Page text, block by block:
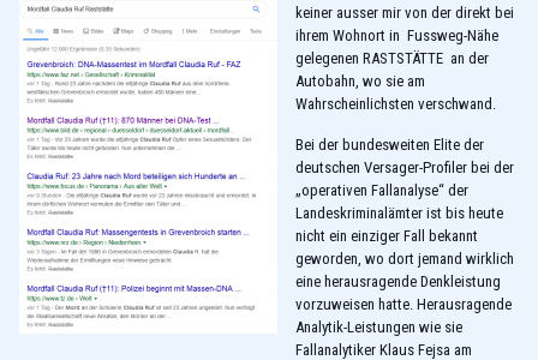
keiner ausser mir von der direkt bei
ihrem Wohnort in Fussweg-Nähe
gelegenen RASTSTÄTTE an der
Autobahn, wo sie am
Wahrscheinlichsten verschwand.
Bei der bundesweiten Elite der
deutschen Versager-Profiler bei der
„operativen Fallanalyse“ der
Landeskriminalämter ist bis heute
nicht ein einziger Fall bekannt
geworden, wo dort jemand wirklich
eine herausragende Denkleistung
vorzuweisen hatte. Herausragende
Analytik-Leistungen wie sie
Fallanalytiker Klaus Fejsa am